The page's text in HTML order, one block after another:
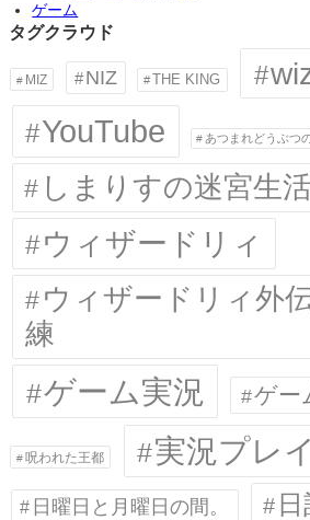
ゲーム
タグクラウド
MIZ NIZ THE KING
YouTube
あつまれどうぶつ
しまりすの迷宮生活
ウィザードリィ
ウィザードリィ外
練
ゲーム実況 ゲー
呪われた王都 実況プレイ
日曜日と月曜日の間。